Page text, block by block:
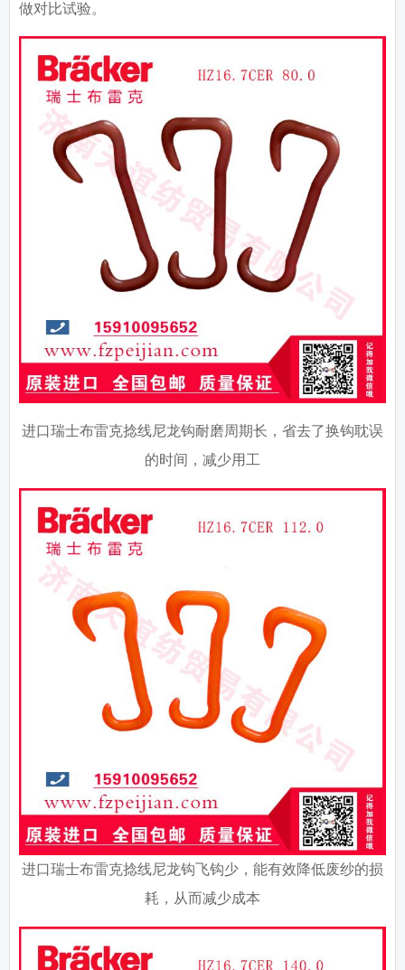
做对比试验。
进口瑞士布雷克捻线尼龙钩耐磨周期长，省去了换钩耽误
的时间，减少用工
进口瑞士布雷克捻线尼龙钩飞钩少，能有效降低废纱的损
耗，从而减少成本